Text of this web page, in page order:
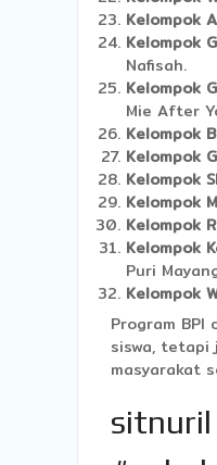
Kelompok
Kelompok
Nafisah.
Kelompok
Mie After
Kelompok
Kelompok
Kelompok
Kelompok
Kelompok
Kelompok
Puri
Kelompok
Program BPI
siswa, tetapi
masyarakat